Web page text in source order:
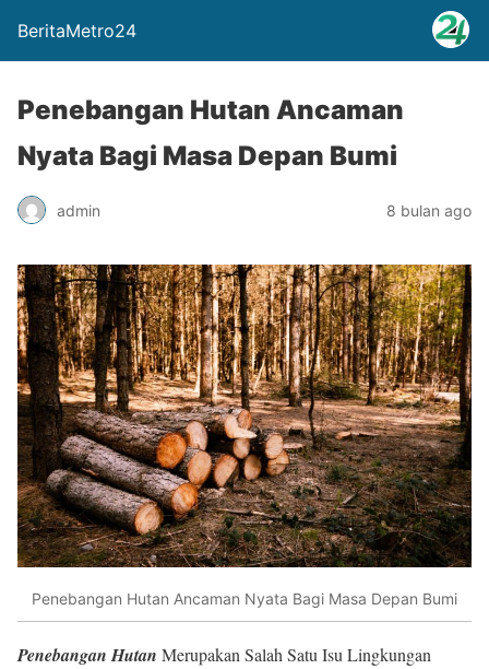
BeritaMetro24
Penebangan Hutan Ancaman
Nyata Bagi Masa Depan Bumi
admin 8 bulan ago
Penebangan Hutan Ancaman Nyata Bagi Masa Depan Bumi
Penebangan Hutan Merupakan Salah Satu Isu Lingkungan